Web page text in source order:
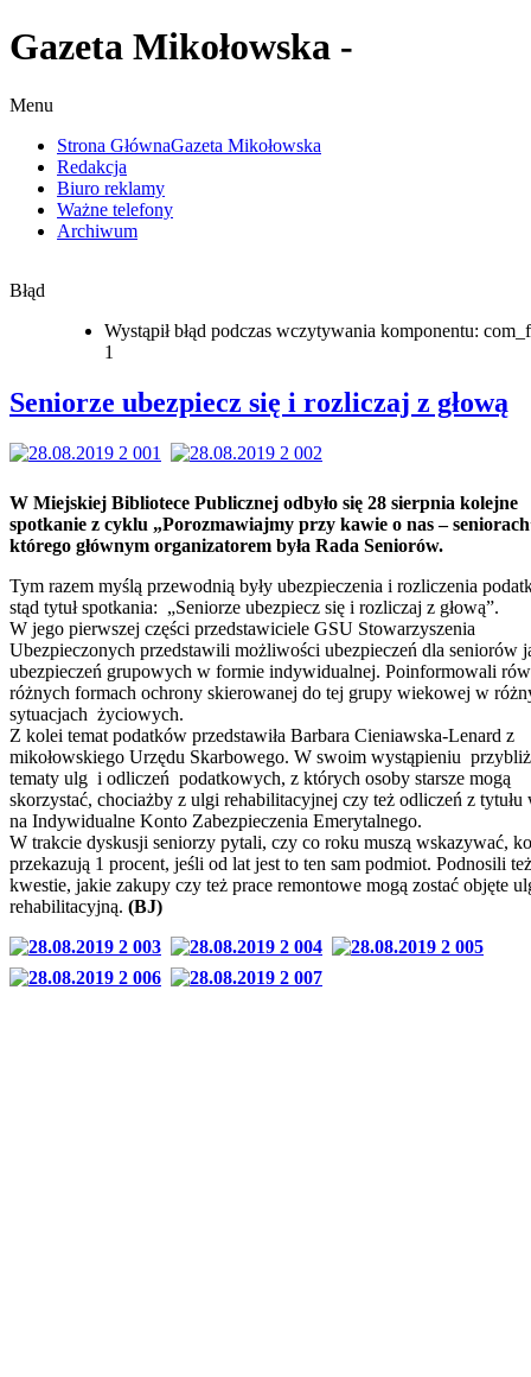
Gazeta Mikołowska -
Menu
Strona GłównaGazeta Mikołowska
Redakcja
Biuro reklamy
Ważne telefony
Archiwum
Błąd
Wystąpił błąd podczas wczytywania komponentu:
1
Seniorze ubezpiecz się i rozliczaj z głową
W Miejskiej Bibliotece Publicznej odbyło się 28 sierpnia kolejne
spotkanie z cyklu „Porozmawiajmy przy kawie o nas –
którego głównym organizatorem była Rada Seniorów.
Tym razem myślą przewodnią były ubezpieczenia i rozliczenia
stąd tytuł spotkania: „Seniorze ubezpiecz się i rozliczaj z głową”.
W jego pierwszej części przedstawiciele GSU Stowarzyszenia
Ubezpieczonych przedstawili możliwości ubezpieczeń dla seniorów
ubezpieczeń grupowych w formie indywidualnej. Poinformowali
różnych formach ochrony skierowanej do tej grupy wiekowej w
sytuacjach życiowych.
Z kolei temat podatków przedstawiła Barbara Cieniawska-Lenard z
mikołowskiego Urzędu Skarbowego. W swoim wystąpieniu
tematy ulg i odliczeń podatkowych, z których osoby starsze mogą
skorzystać, chociażby z ulgi rehabilitacyjnej czy też odliczeń z tytułu
na Indywidualne Konto Zabezpieczenia Emerytalnego.
W trakcie dyskusji seniorzy pytali, czy co roku muszą wskazywać,
przekazują 1 procent, jeśli od lat jest to ten sam podmiot. Podnosili też
kwestie, jakie zakupy czy też prace remontowe mogą zostać objęte
rehabilitacyjną. (BJ)